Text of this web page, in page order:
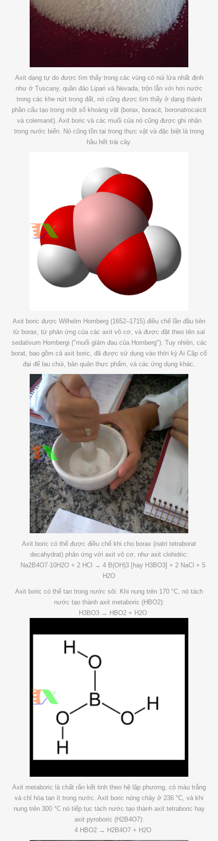
Axit dạng tự do được tìm thấy trong các vùng có núi lửa nhất định
như ở Tuscany, quần đảo Lipari và Nevada, trộn lẫn với hơi nước
trong các khe nứt trong đất, nó cũng được tìm thấy ở dạng thành
phần cấu tạo trong một số khoáng vật (borax, boracit, boronatrocaicit
và colemanit). Axit boric và các muối của nó cũng được ghi nhận
trong nước biển. Nó cũng tồn tại trong thực vật và đặc biệt là trong
hầu hết trái cây.
Axit boric được Wilhelm Homberg (1652–1715) điều chế lần đầu tiên
từ borax, từ phản ứng của các axit vô cơ, và được đặt theo tên sal
sedativum Hombergi ("muối giảm đau của Homberg"). Tuy nhiên, các
borat, bao gồm cả axit boric, đã được sử dụng vào thời kỳ Ai Cập cổ
đại để lau chùi, bản quản thực phẩm, và các ứng dụng khác.
Axit boric có thể được điều chế khi cho borax (natri tetraborat
decahydrat) phản ứng với axit vô cơ, như axit clohidric:
Na2B4O7·10H2O + 2 HCl → 4 B(OH)3 [hay H3BO3] + 2 NaCl + 5
H2O
Axit boric có thể tan trong nước sôi. Khi nung trên 170 °C, nó tách
nước tạo thành axit metaboric (HBO2):
H3BO3 → HBO2 + H2O
Axit metaboric là chất rắn kết tinh theo hệ lập phương, có màu trắng
và chỉ hòa tan ít trong nước. Axit boric nóng chảy ở 236 °C, và khi
nung trên 300 °C nó tiếp tục tách nước tạo thành axit tetraboric hay
axit pyroboric (H2B4O7):
4 HBO2 → H2B4O7 + H2O